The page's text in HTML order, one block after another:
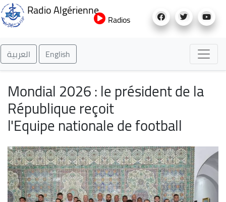
au
Radio Algérienne
Radios
العربية English
Mondial 2026 : le président de la
République reçoit
l'Equipe nationale de football